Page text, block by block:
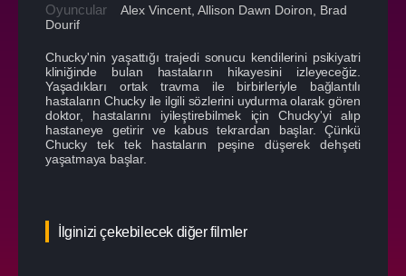
Oyuncular Alex Vincent Allison Dawn Doiron
Brad
Dourif
Chucky'nin yaşattığı trajedi sonucu kendilerini psikiyatri
kliniğinde bulan hastaların hikayesini izleyeceğiz.
Yaşadıkları ortak travma ile birbirleriyle bağlantılı
hastaların Chucky ile ilgili sözlerini uydurma olarak gören
doktor, hastalarını iyileştirebilmek için Chucky'yi alıp
hastaneye getirir ve kabus tekrardan başlar. Çünkü
Chucky tek tek hastaların peşine düşerek dehşeti
yaşatmaya başlar.
İlginizi çekebilecek diğer filmler